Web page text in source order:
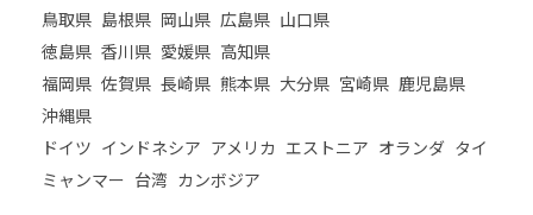
鳥取県 島根県 岡山県 広島県 山口県
徳島県 香川県 愛媛県 高知県
福岡県 佐賀県 長崎県 熊本県 大分県 宮崎県 鹿児島県
沖縄県
ドイツ インドネシア アメリカ エストニア オランダ タイ
ミャンマー 台湾 カンボジア